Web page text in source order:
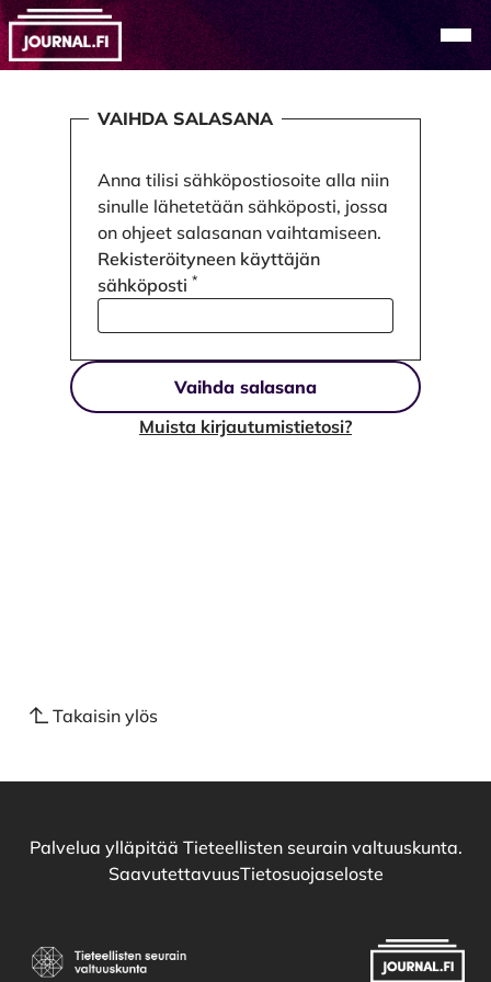
Alkuun
Vaihda salasanaVAIHDA SALASANA
Anna tilisi sähköpostiosoite alla niin
sinulle lähetetään sähköposti, jossa
on ohjeet salasanan vaihtamiseen.
Rekisteröityneen käyttäjän
sähköposti *
Vaihda salasana
Muista kirjautumistietosi?
Takaisin ylös
Palvelua ylläpitää Tieteellisten seurain valtuuskunta.
SaavutettavuusTietosuojaseloste